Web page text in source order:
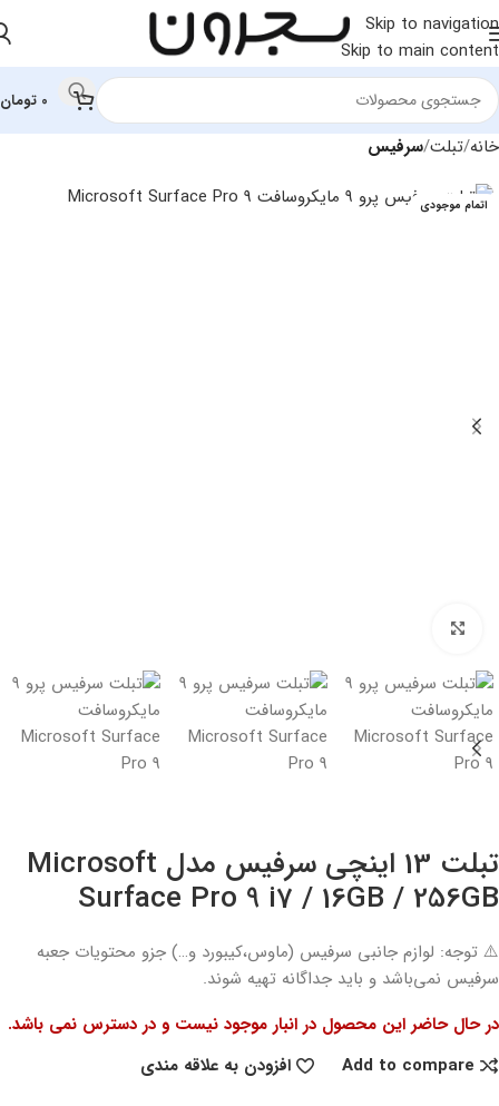
Skip to navigation
Skip to main content
0 تومان
خانه تبلت سرفیس
اتمام موجودی
تبلت 13 اینچی سرفیس مدل Microsoft
Surface Pro 9 i7 / 16GB / 256GB
⚠️ توجه: لوازم جانبی سرفیس (ماوس،کیبورد و…) جزو محتویات جعبه
سرفیس نمی‌باشد و باید جداگانه تهیه شوند.
در حال حاضر این محصول در انبار موجود نیست و در دسترس نمی باشد.
Add to compare
افزودن به علاقه مندی